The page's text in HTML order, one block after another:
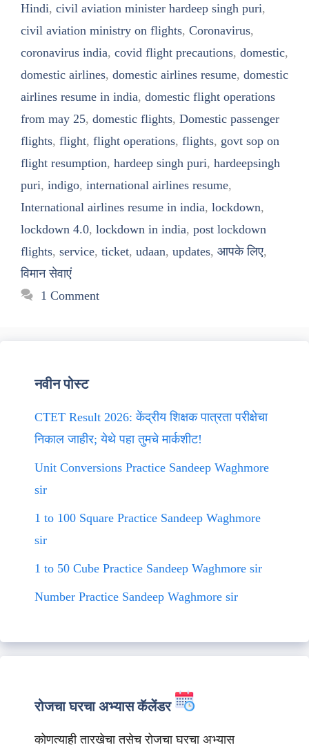
Hindi, civil aviation minister hardeep singh puri,
civil aviation ministry on flights, Coronavirus,
coronavirus india, covid flight precautions, domestic,
domestic airlines, domestic airlines resume, domestic
airlines resume in india, domestic flight operations
from may 25, domestic flights, Domestic passenger
flights, flight, flight operations, flights, govt sop on
flight resumption, hardeep singh puri, hardeepsingh
puri, indigo, international airlines resume,
International airlines resume in india, lockdown,
lockdown 4.0, lockdown in india, post lockdown
flights, service, ticket, udaan, updates, आपके लिए,
विमान सेवाएं
1 Comment
नवीन पोस्ट
CTET Result 2026: केंद्रीय शिक्षक पात्रता परीक्षेचा
निकाल जाहीर; येथे पहा तुमचे मार्कशीट!
Unit Conversions Practice Sandeep Waghmore
sir
1 to 100 Square Practice Sandeep Waghmore
sir
1 to 50 Cube Practice Sandeep Waghmore sir
Number Practice Sandeep Waghmore sir
रोजचा घरचा अभ्यास कॅलेंडर
कोणत्याही तारखेचा तसेच रोजचा घरचा अभ्यास